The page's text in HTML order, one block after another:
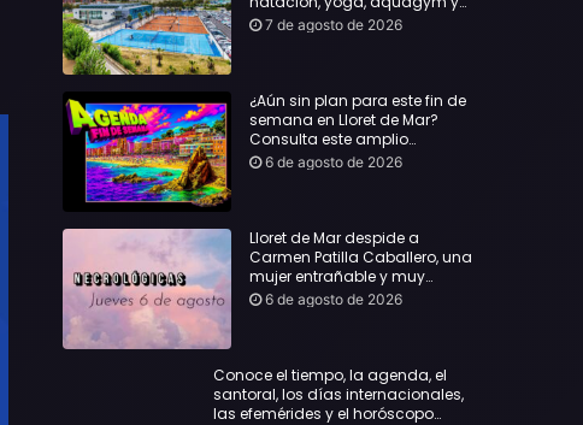
decenas de actividades para
7 de agosto de 2026
¿Aún sin plan para este fin de
semana en Lloret de Mar?
Consulta este amplio
recopilatorio de planes:
6 de agosto de 2026
Lloret de Mar despide a
Carmen Patilla Caballero, una
mujer entrañable y muy
querida
6 de agosto de 2026
Conoce el tiempo, la agenda, el
santoral, los días internacionales,
las efemérides y el horóscopo…